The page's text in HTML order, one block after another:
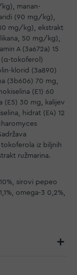
manan-
(90 mg/kg),
mg/kg), ekstrakt
50 mg/kg),
A (3a672a) 15
(α-tokoferol)
klorid (3a890)
(3b606) 70 mg,
(E1) 60
(E5) 30 mg, kalijev
hidrat (E4) 12
iz biljnih
ružmarina.
sirovi pepeo
omega-3 0,2%,